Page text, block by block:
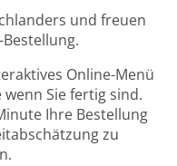
und freuen
Online-Menü
Sie fertig sind.
Ihre Bestellung
zu